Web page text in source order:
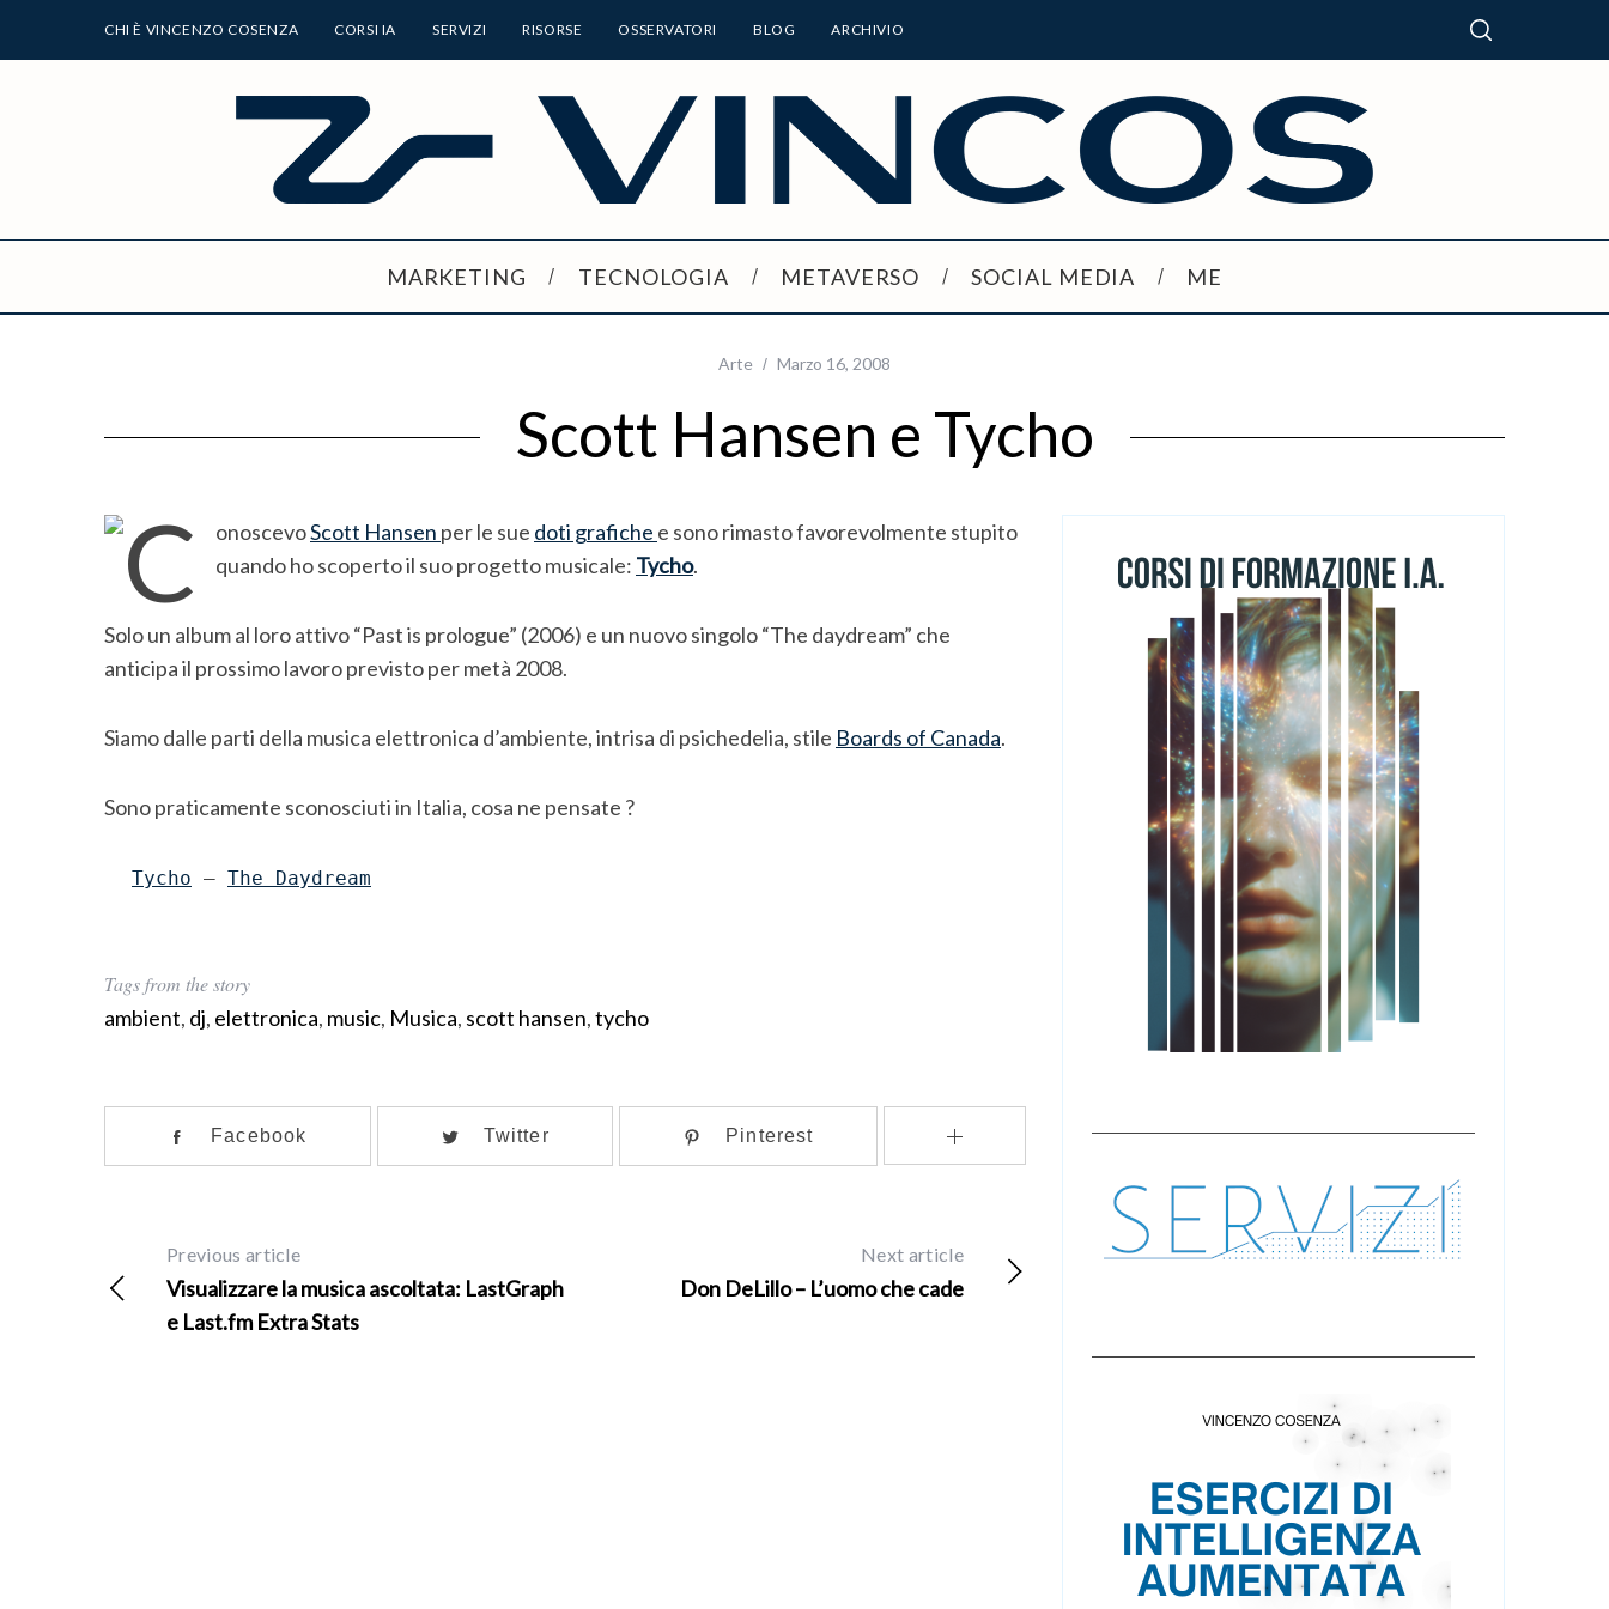
CHI È VINCENZO COSENZA CORSI IA SERVIZI RISORSE OSSERVATORI BLOG ARCHIVIO
MARKETING TECNOLOGIA METAVERSO SOCIAL MEDIA ME
Arte Marzo 16, 2008
Scott Hansen e Tycho
C onoscevoScott Hansen per le sue doti grafiche e sono rimasto favorevolmente stupito
quando ho scoperto il suo progetto musicale: Tycho.
Solo un album al loro attivo “Past is prologue” (2006) e un nuovo singolo “The daydream” che
anticipa il prossimo lavoro previsto per metà 2008.
Siamo dalle parti della musica elettronica d’ambiente, intrisa di psichedelia, stile Boards of Canada.
Sono praticamente sconosciuti in Italia, cosa ne pensate ?
Tycho – The Daydream
Tags from the story
ambient, dj, elettronica, music, Musica, scott hansen,tycho
Facebook Twitter Pinterest
Previous article
Visualizzare la musica ascoltata: LastGraph
e Last.fm Extra Stats
Next article
Don DeLillo – L’uomo che cade
r
c
r
: